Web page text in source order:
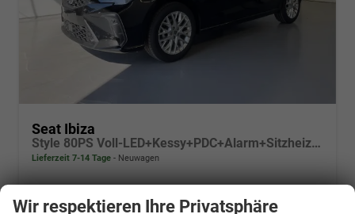
Seat Ibiza
Style 80PS Voll-LED+Kessy+PDC+Alarm+Sitzheizung+Kamera+App-Connect
Lieferzeit 7-14 Tage Neuwagen
Kraftstoff Benzin Außenfarbe
Wir respektieren Ihre Privatsphäre